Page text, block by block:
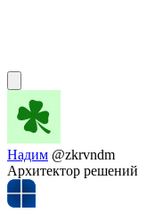
Надим @zkrvndm
Архитектор решений